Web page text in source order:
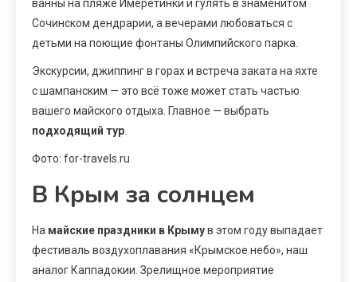
ванны на пляже Имеретинки и гулять в знаменитом
Сочинском дендрарии, а вечерами любоваться с
детьми на поющие фонтаны Олимпийского парка.
Экскурсии, джиппинг в горах и встреча заката на яхте
с шампанским — это всё тоже может стать частью
вашего майского отдыха. Главное — выбрать
подходящий тур
Фото: for-travels.ru
В Крым за солнцем
На майские праздники в Крымув этом году выпадает
фестиваль воздухоплавания «Крымское небо», наш
аналог Каппадокии. Зрелищное мероприятие